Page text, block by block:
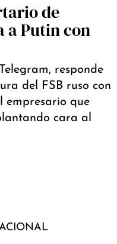
de
a Putin con
responde
del FSB ruso con
empresario que
cara al